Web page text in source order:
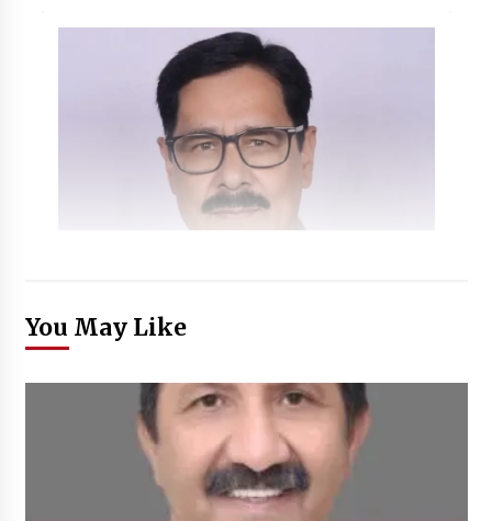
You May Like